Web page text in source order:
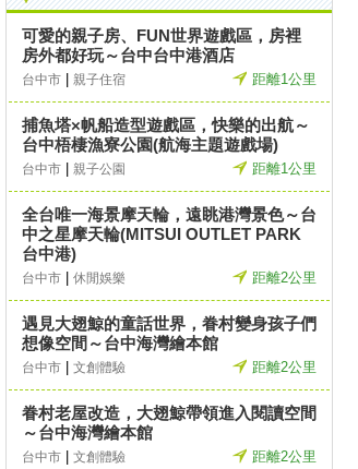
可愛的親子房、FUN世界遊戲區，房裡
房外都好玩～台中台中港酒店
台中市 親子住宿 距離1公里
捕魚塔×帆船造型遊戲區，快樂的出航～
台中梧棲漁寮公園(航海主題遊戲場)
台中市 親子公園 距離1公里
全台唯一海景摩天輪，遠眺港灣景色～台
中之星摩天輪(MITSUI OUTLET PARK
台中港)
台中市 休閒娛樂 距離2公里
遇見大翅鯨的童話世界，眷村變身孩子們
想像空間～台中海灣繪本館
台中市 文創體驗 距離2公里
眷村老屋改造，大翅鯨帶領進入閱讀空間
～台中海灣繪本館
台中市 文創體驗 距離2公里